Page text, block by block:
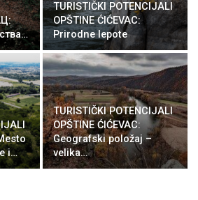
TURISTIČKI POTENCIJALI
OPŠTINE ĆIĆEVAC:
Prirodne lepote
i…
TURISTIČKI POTENCIJALI
OPŠTINE ĆIĆEVAC:
Geografski položaj –
velika…